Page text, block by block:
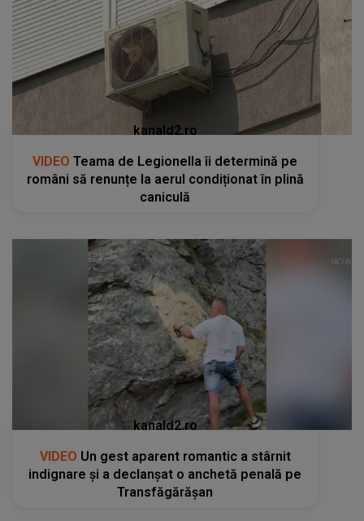
kanald2.ro
VIDEO Teama de Legionella îi determină pe
români să renunțe la aerul condiționat în plină
caniculă
kanald2.ro
VIDEO Un gest aparent romantic a stârnit
indignare și a declanșat o anchetă penală pe
Transfăgărășan